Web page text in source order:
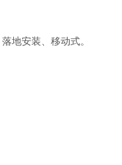
地安装、移动式。